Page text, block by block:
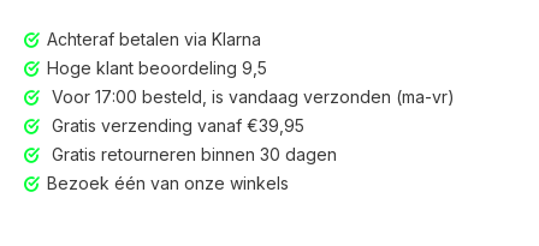
Achteraf betalen via Klarna
Hoge klant beoordeling 9,5
Voor 17:00 besteld, is vandaag verzonden (ma-vr)
Gratis verzending vanaf €39,95
Gratis retourneren binnen 30 dagen
Bezoek één van onze winkels